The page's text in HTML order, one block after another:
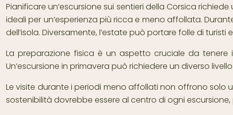
Pianificare un’escursione sui sentieri della Corsica
ideali per un’esperienza più ricca e meno affollata.
dell’isola. Diversamente, l’estate può portare folle di
La preparazione fisica è un aspetto cruciale da
Un’escursione in primavera può richiedere un diverso
Le visite durante i periodi meno affollati non offrono solo
sostenibilità dovrebbe essere al centro di ogni